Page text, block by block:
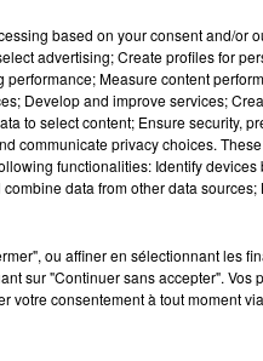
based on your consent and/or
advertising; Create profiles for
Measure content
Develop and improve services;
to select content; Ensure security,
communicate privacy choices.
functionalities: Identify
data from other data
ou affiner en sélectionnant les
sur "Continuer sans accepter".
votre consentement à tout moment